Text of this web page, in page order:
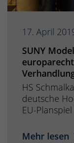
17. April
SUNY
HS
deutsche
EU-
Mehr lesen